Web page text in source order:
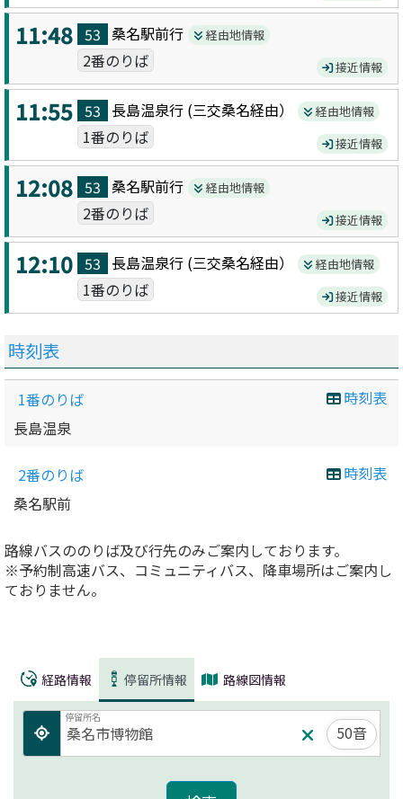
11:48 53 桑名駅前行 経由地情報
2番のりば 接近情報
11:55 53 長島温泉行 (三交桑名経由） 経由地情報
1番のりば 接近情報
12:08 53 桑名駅前行 経由地情報
2番のりば 接近情報
12:10 53 長島温泉行 (三交桑名経由） 経由地情報
1番のりば 接近情報
時刻表
時刻表
1番のりば
長島温泉
時刻表
2番のりば
桑名駅前
路線バスののりば及び行先のみご案内しております。
※予約制高速バス、コミュニティバス、降車場所はご案内し
ておりません。
経路情報 停留所情報 路線図情報
停留所名
50音